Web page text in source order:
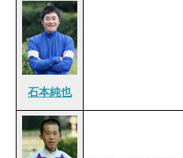
石本純也